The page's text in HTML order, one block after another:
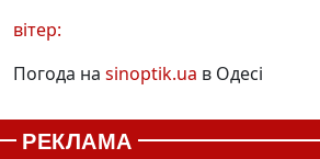
вітер:
Погода на sinoptik.ua в Одесі
РЕКЛАМА